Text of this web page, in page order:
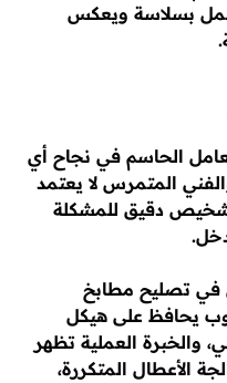
بسلاسة ويعكس
الحاسم في نجاح أي
المتمرس لا يعتمد
دقيق للمشكلة
تصليح مطابخ
يحافظ على هيكل
والخبرة العملية تظهر
الأعطال المتكررة،